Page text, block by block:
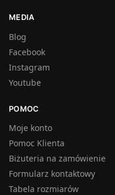
MEDIA
Blog
Facebook
Instagram
Youtube
POMOC
Moje konto
Pomoc Klienta
Biżuteria na zamówienie
Formularz kontaktowy
Tabela rozmiarów